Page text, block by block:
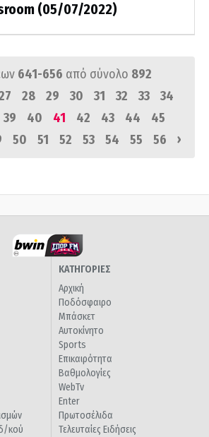
(05/07/2022)
641-656 από σύνολο 892
28 29 30 31 32 33
34
39 40 41 42 43 44
45
50 51 52 53 54 55 56 ›
κού
ΚΑΤΗΓΟΡΙΕΣ
Αρχική
Ποδόσφαιρο
Μπάσκετ
Αυτοκίνητο
Sports
Επικαιρότητα
Βαθμολογίες
WebTv
Enter
Πρωτοσέλιδα
Τελευταίες Ειδήσεις